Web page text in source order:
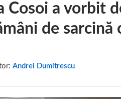
Cosoi a vorbit
de sarcină
Andrei Dumitrescu